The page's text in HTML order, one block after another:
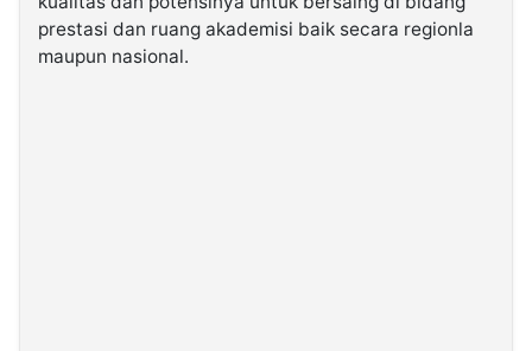
prestasi dan ruang akademisi baik secara regionla
maupun nasional.